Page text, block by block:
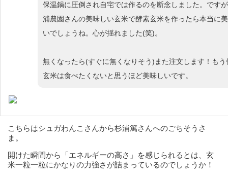
保温鍋に圧倒され自宅では作るのを断念しました。です
浦農園さんの美味しい玄米で酵素玄米を作ったら本当に
いでしょうね。心が揺れました(笑)。
無くなったら(すぐに無くなりそう)また注文します！もう
玄米は食べたくないと思うほど美味しいです。
こちらはシュガわんこさんから杉浦篤さんへのごちそうさ
ま。
開けた瞬間から「エネルギーの高さ」を感じられるとは、玄
米一粒一粒にかなりの力強さが詰まっているのでしょうか！